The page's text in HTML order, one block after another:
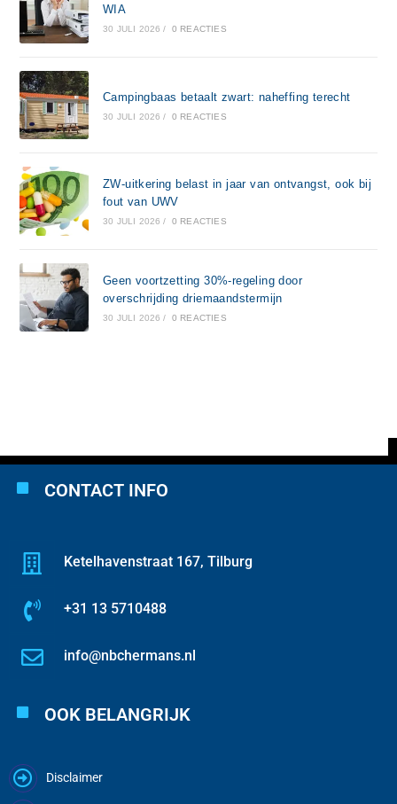
WIA
30 JULI 2026 / 0 REACTIES
Campingbaas betaalt zwart: naheffing terecht
30 JULI 2026 / 0 REACTIES
ZW-uitkering belast in jaar van ontvangst, ook bij
fout van UWV
30 JULI 2026 / 0 REACTIES
Geen voortzetting 30%-regeling door
overschrijding driemaandstermijn
30 JULI 2026 / 0 REACTIES
CONTACT INFO
Ketelhavenstraat 167, Tilburg
+31 13 5710488
info@nbchermans.nl
OOK BELANGRIJK
Disclaimer